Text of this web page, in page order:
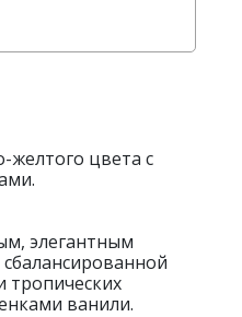
желтого цвета с
элегантным
тропических
ванили.